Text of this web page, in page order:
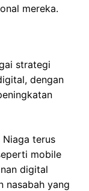
mereka.
strategi
dengan
Niaga terus
mobile
digital
nasabah yang